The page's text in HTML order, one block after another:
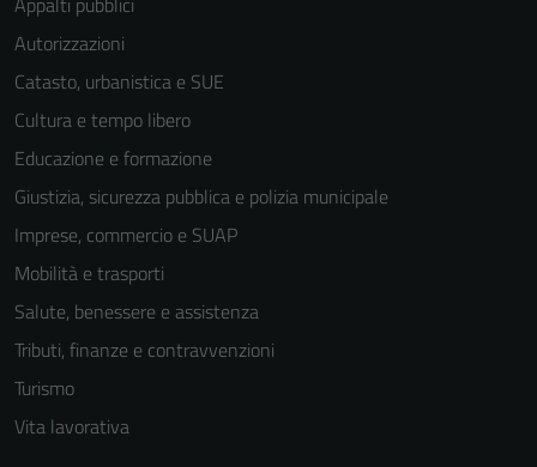
Autorizzazioni
Catasto, urbanistica e SUE
Cultura e tempo libero
Educazione e formazione
Giustizia, sicurezza pubblica e polizia municipale
Imprese, commercio e SUAP
Mobilità e trasporti
Salute, benessere e assistenza
Tributi, finanze e contravvenzioni
Turismo
Vita lavorativa